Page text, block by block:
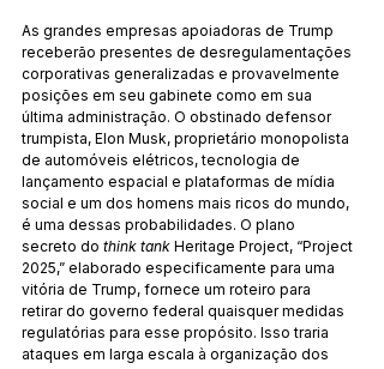
As grandes empresas apoiadoras de Trump
receberão presentes de desregulamentações
corporativas generalizadas e provavelmente
posições em seu gabinete como em sua
última administração. O obstinado defensor
trumpista, Elon Musk, proprietário monopolista
de automóveis elétricos, tecnologia de
lançamento espacial e plataformas de mídia
social e um dos homens mais ricos do mundo,
é uma dessas probabilidades. O plano
secreto do think tank Heritage Project, “Project
2025,” elaborado especificamente para uma
vitória de Trump, fornece um roteiro para
retirar do governo federal quaisquer medidas
regulatórias para esse propósito. Isso traria
ataques em larga escala à organização dos